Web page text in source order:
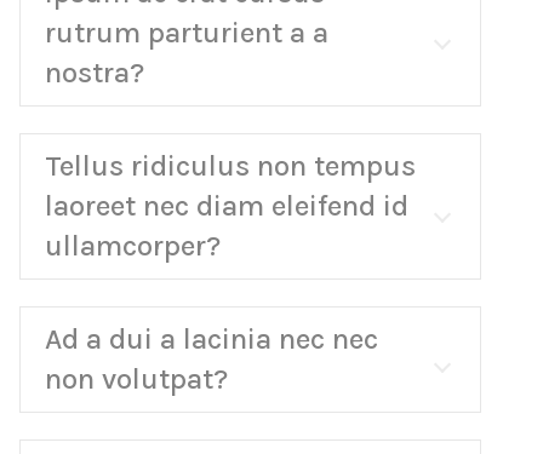
rutrum parturient a a
nostra?
Tellus ridiculus non tempus
laoreet nec diam eleifend id
ullamcorper?
Ad a dui a lacinia nec nec
non volutpat?